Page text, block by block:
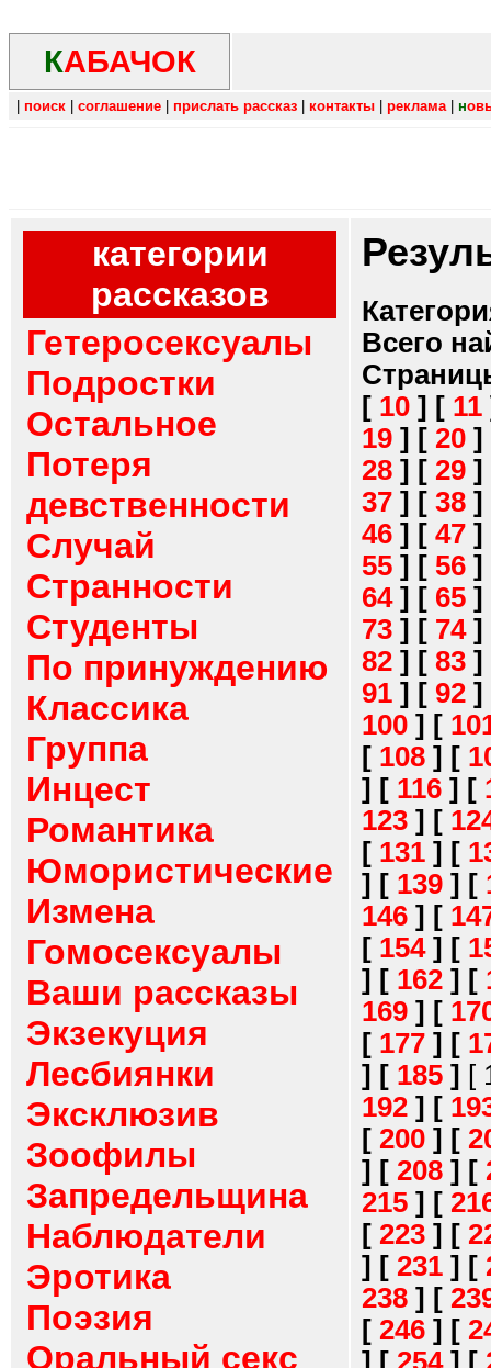
КАБАЧОК
поиск соглашение прислать рассказ контакты реклама| н
категории
рассказов
Гетеросексуалы
Подростки
Остальное
Потеря
девственности
Случай
Странности
Студенты
По принуждению
Классика
Группа
Инцест
Романтика
Юмористические
Измена
Гомосексуалы
Ваши рассказы
Экзекуция
Лесбиянки
Эксклюзив
Зоофилы
Запредельщина
Наблюдатели
Эротика
Поэзия
Оральный секс
Всего
[ 10 ] [ 11
19 ] [ 20 ]
28 ] [ 29 ]
37 ] [ 38 ]
46 ] [ 47 ]
55 ] [ 56 ]
64] [ 65 ]
73 ] [ 74]
82 ] [ 83 ]
91 ] [ 92 ]
100 ] [
[ 108 ] [
] [ 116 ] [
123 ] [
[ 131 ] [
] [ 139 ] [
146 ] [
[ 154] [
] [ 162 ] [
169 ] [
[ 177 ] [
] [ 185 ] [
192 ] [
[ 200 ] [
] [ 208 ] [
215 ] [
[ 223 ] [
] [ 231 ] [
238 ] [
[ 246 ] [
] [ 254] [